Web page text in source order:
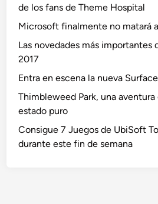
de los fans de Theme Hospital
Microsoft finalmente no matará
Las novedades más importantes
2017
Entra en escena la nueva
Thimbleweed Park, una
estado puro
Consigue 7 Juegos de UbiSoft
durante este fin de semana